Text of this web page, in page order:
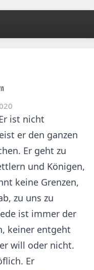
ist nicht
er den ganzen
Er geht zu
und Königen,
keine Grenzen,
zu uns zu
ist immer der
keiner entgeht
will oder nicht.
Er